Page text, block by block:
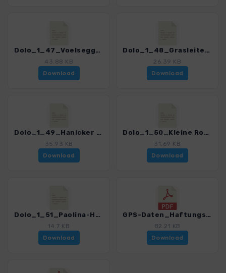
Dolo_1_47_Voelseggspitze.gpx
43.88 KB
Download
Dolo_1_48_Grasleitenhuette.gpx
26.39 KB
Download
Dolo_1_49_Hanicker Schwaige.gpx
35.93 KB
Download
Dolo_1_50_Kleine Rosengartenrunde.gpx
31.69 KB
Download
Dolo_1_51_Paolina-Hoehenweg.gpx
14.7 KB
Download
GPS-Daten_Haftungsausschluss-Nutzungsbedingungen_WF_Dolomiten-1.pdf
82.21 KB
Download